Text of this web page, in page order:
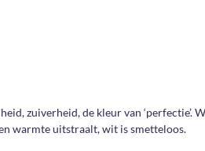
zuiverheid, de kleur van ‘perfectie’.
warmte uitstraalt, wit is smetteloos.